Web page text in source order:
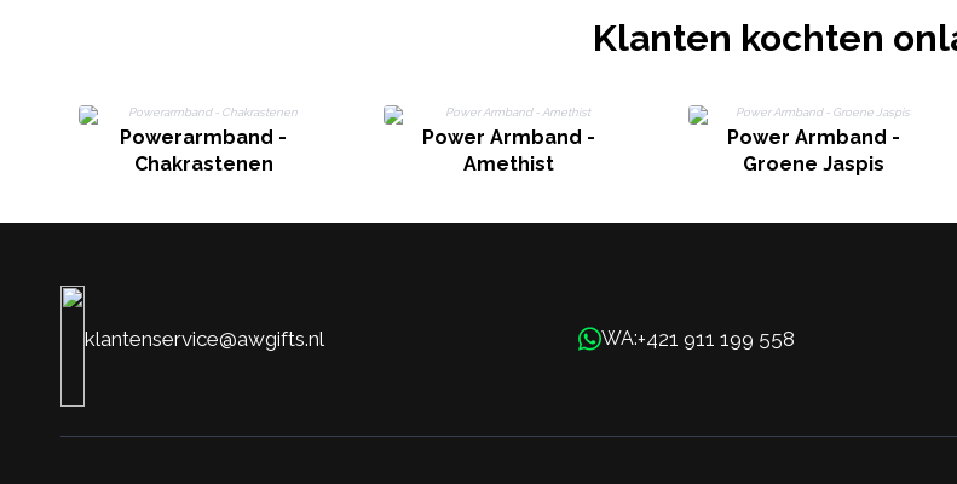
Klanten kochten
Powerarmband -
Chakrastenen
Power Armband -
Amethist
Power Armband -
Groene Jaspis
klantenservice@awgifts.nl WA:+421 911 199 558